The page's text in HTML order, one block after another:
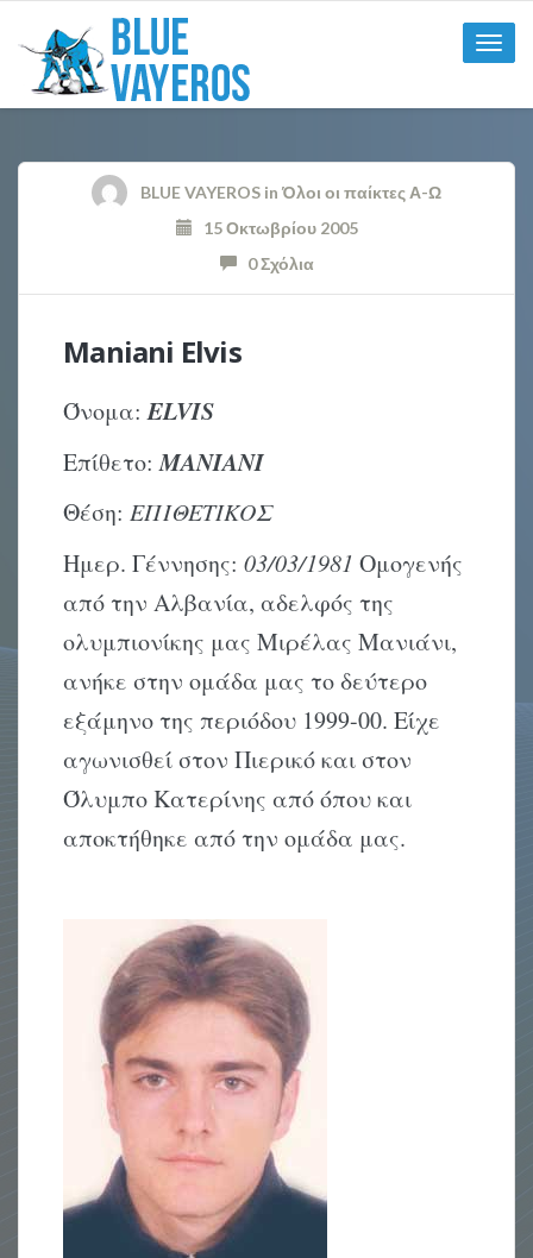
Toggle
BLUE VAYEROS in Όλοι οι παίκτες Α-Ω
15 Οκτωβρίου 2005
0 Σχόλια
Maniani Elvis
Όνομα: ELVIS
Επίθετο: MANIANI
Θέση:ΕΠΙΘΕΤΙΚΟΣ
Ημερ. Γέννησης:03/03/1981Ομογενής
από την Αλβανία, αδελφός της
ολυμπιονίκης μας Μιρέλας Μανιάνι,
ανήκε στην ομάδα μας το δεύτερο
εξάμηνο της περιόδου 1999-00. Είχε
αγωνισθεί στον Πιερικό και στον
Όλυμπο Κατερίνης από όπου και
αποκτήθηκε από την ομάδα μας.